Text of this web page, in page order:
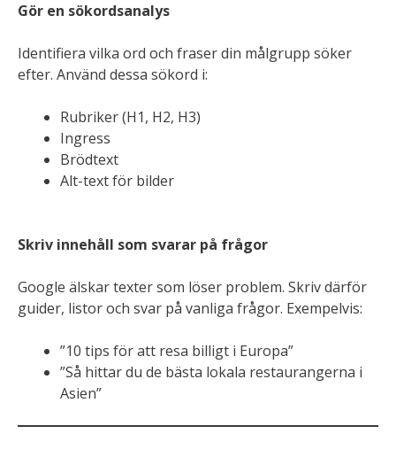
Gör en sökordsanalys
Identifiera vilka ord och fraser din målgrupp söker
efter. Använd dessa sökord i:
Rubriker (H1, H2, H3)
Ingress
Brödtext
Alt-text för bilder
Skriv innehåll som svarar på frågor
Google älskar texter som löser problem. Skriv därför
guider, listor och svar på vanliga frågor. Exempelvis:
”10 tips för att resa billigt i Europa”
”Så hittar du de bästa lokala restaurangerna i
Asien”